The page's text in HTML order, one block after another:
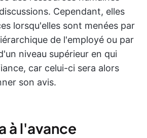
Cependant, elles
lorsqu'elles sont menées par
de l'employé ou par
niveau supérieur en qui
car celui-ci sera alors
son avis.
à l'avance